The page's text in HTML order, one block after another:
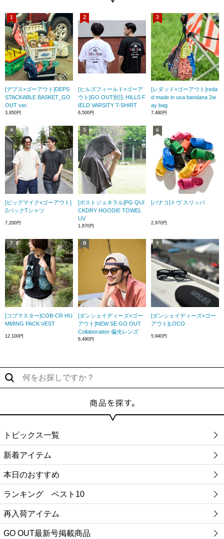
[デプス×ゴーアウト]DEPS
STACKABLE BASKET_GO
OUT ver.
3,950円
[ヒルズフィールド×ゴーア
ウト]GO OUT別注 HILLS F
IELD VARSITY T-SHIRT
6,500円
[レダッド×ゴーアウト]reda
d made in usa bandana 2w
ay bag
7,480円
[ビッグマイク×ゴーアウト]
2パックTシャツ
7,200円
[ポストジェネラル]PG QUI
CKDRY HOODIE TOWEL
UV
1,870円
[バナコ]トヴ スリッパ
2,970円
[コブマスター]COB-CR HU
MMING PACK VEST
12,100円
[ダンシェイディーズ×ゴー
アウト]NEW SE GO OUT
Collaboration 偏光レンズ
6,490円
[ダンシェイディーズ×ゴー
アウト]LOCO
5,940円
トピックス一覧
新着アイテム
本日のおすすめ
ランキング ベスト10
再入荷アイテム
GO OUT最新号掲載商品